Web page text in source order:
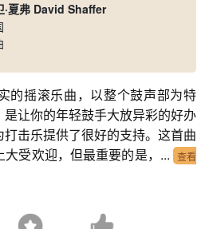
·夏弗 David Shaffer
的摇滚乐曲，以整个鼓声部为特
让你的年轻鼓手大放异彩的好办
击乐提供了很好的支持。这首曲
受欢迎，但最重要的是，... 查看